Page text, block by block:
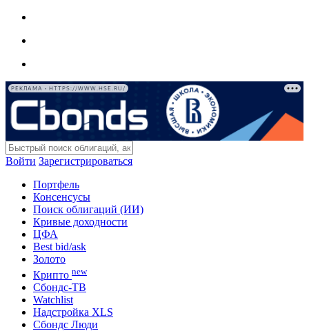
РЕКЛАМА • HTTPS://WWW.HSE.RU/
Войти Зарегистрироваться
Портфель
Консенсусы
Поиск облигаций (ИИ)
Кривые доходности
ЦФА
Best bid/ask
Золото
Крипто new
Сбондс-ТВ
Watchlist
Надстройка XLS
Сбондс Люди